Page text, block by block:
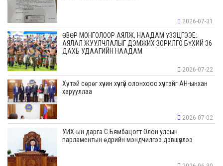
2026-07-31
ӨВӨР МОНГОЛООР АЯЛЖ, НААДАМ ҮЗЭЦГЭЭЕ:
АЯЛАЛ ЖУУЛЧЛАЛЫГ ДЭМЖИХ ЗОРИЛГО БҮХИЙ 36
ДАХЬ УДААГИЙН НААДАМ
2026-07-22
Хүчтэй сөрөг хүчин хүчгүй олонхоос хүчтэйг АН-ынхан
харууллаа
2026-07-02
УИХ-ын дарга С.Бямбацогт Олон улсын
парламентын өдрийн мэндчилгээ дэвшүүллээ